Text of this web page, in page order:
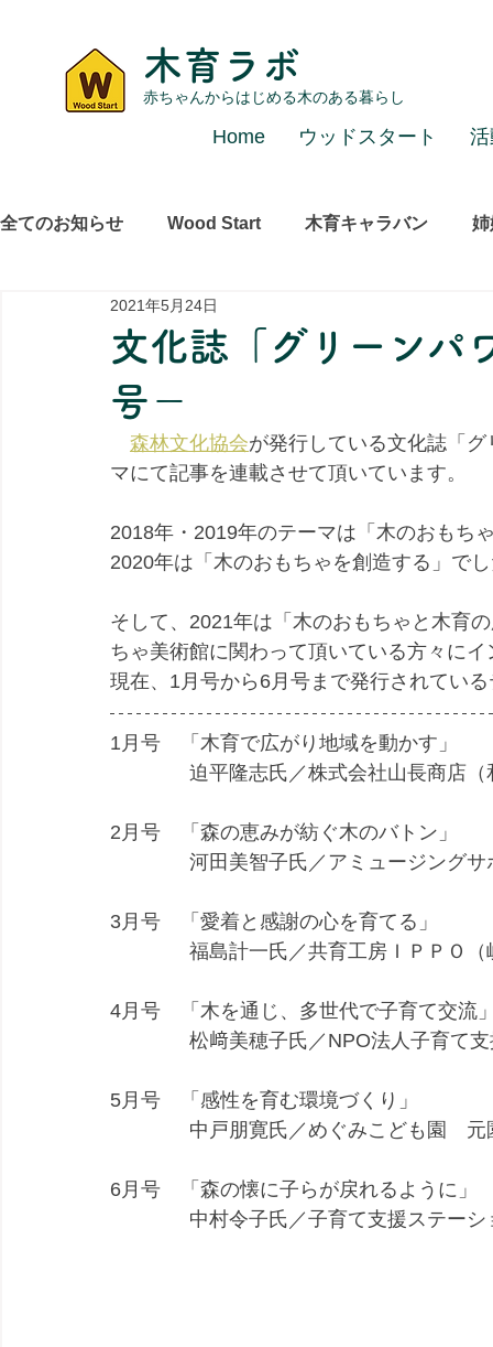
木育ラボ
赤ちゃんからはじめる木のある暮らし
Home ウッドスタート
全てのお知らせ Wood Start 木育キャラバン 姉
レポート その他
文化誌「グリーンパ
号－
2021年5月24日
森林文化協会が発行している文化誌「
マにて記事を連載させて頂いています。
2018年・2019年のテーマは「木のおも
2020年は「木のおもちゃを創造する」で
そして、2021年は「木のおもちゃと木育
ちゃ美術館に関わって頂いている方々に
現在、1月号から6月号まで発行されてい
1月号　「木育で広がり地域を動かす」
迫平隆志氏／株式会社山長商店（和
2月号　「森の恵みが紡ぐ木のバトン」
河田美智子氏／アミュージングサポ
3月号　「愛着と感謝の心を育てる」
福島計一氏／共育工房ＩＰＰＯ（
4月号　「木を通じ、多世代で子育て交流
松﨑美穂子氏／NPO法人子育て支援
5月号　「感性を育む環境づくり」
中戸朋寛氏／めぐみこども園　元
6月号　「森の懐に子らが戻れるように」
中村令子氏／子育て支援ステーショ